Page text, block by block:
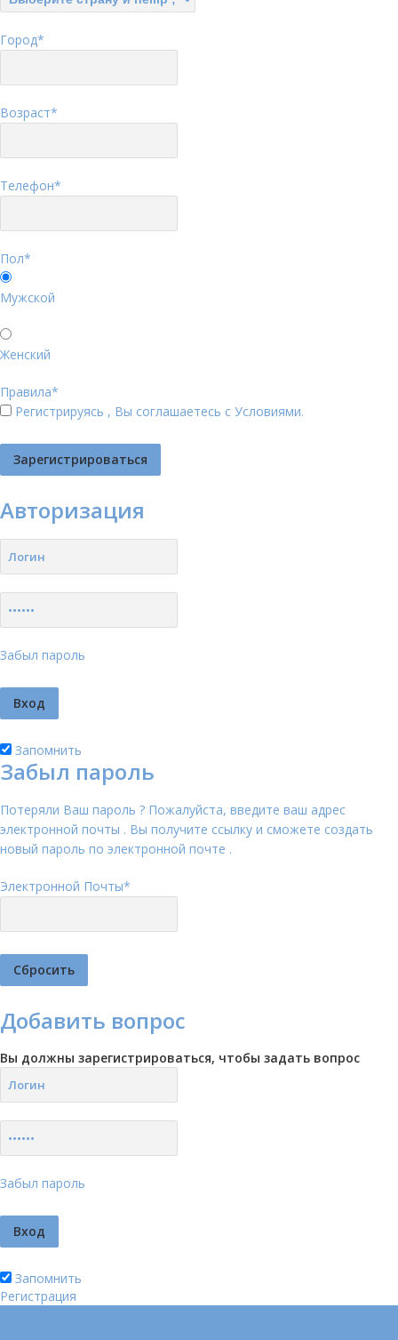
Город*
Возраст*
Телефон*
Пол*
Мужской
Женский
Правила*
Регистрируясь , Вы соглашаетесь с Условиями.
Авторизация
Забыл пароль
Запомнить
Забыл пароль
Потеряли Ваш пароль ? Пожалуйста, введите ваш адрес
электронной почты . Вы получите ссылку и сможете создать
новый пароль по электронной почте .
Электронной Почты*
Добавить вопрос
Вы должны зарегистрироваться, чтобы задать вопрос
Забыл пароль
Запомнить
Регистрация